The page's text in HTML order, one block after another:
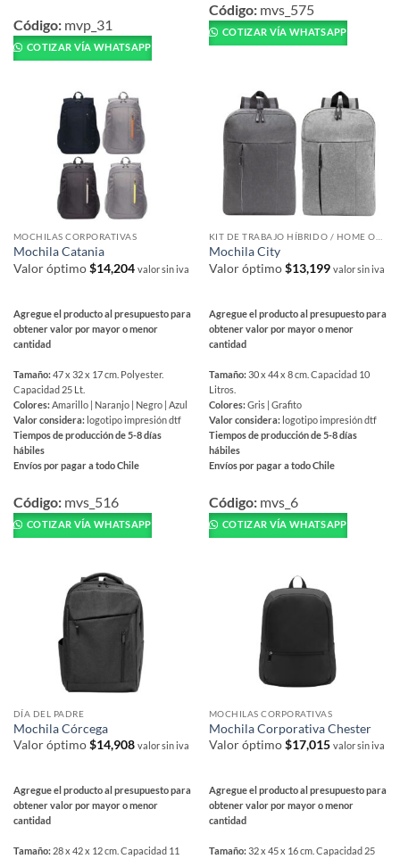
producto
tiene
múltiples
opciones
de
producto
Código: mvp_31
COTIZAR VÍA WHATSAPP
producto
tiene
múltiples
opciones
pueden
elegir
página
de
producto
Código: mvs_575
COTIZAR VÍA WHATSAPP
MOCHILAS CORPORATIVAS
Mochila Catania
Valor óptimo$14,204 valor sin iva
Agregue el producto al presupuesto para
obtener valor por mayor o menor
cantidad
Tamaño:47 x 32 x 17 cm. Polyester.
Capacidad 25 Lt.
Colores:Amarillo | Naranjo | Negro | Azul
Valor considera: logotipo impresión dtf
Tiempos de producción de 5-8 días
hábiles
Envíos por pagar a todo Chile
producto
tiene
múltiples
página
de
producto
Código: mvs_516
COTIZAR VÍA WHATSAPP
Mochila City
Valor óptimo$13,199 valor sin iva
Agregue el producto al presupuesto para
obtener valor por mayor o menor
cantidad
Tamaño:30 x 44 x 8 cm. Capacidad 10
Litros.
Colores:Gris | Grafito
Valor considera: logotipo impresión dtf
Tiempos de producción de 5-8 días
hábiles
Envíos por pagar a todo Chile
producto
tiene
múltiples
de
producto
Código: mvs_6
COTIZAR VÍA WHATSAPP
DÍA DEL PADRE
Mochila Córcega
Valor óptimo$14,908 valor sin iva
Agregue el producto al presupuesto para
obtener valor por mayor o menor
cantidad
Tamaño: 28 x 42 x 12 cm. Capacidad 11
MOCHILAS CORPORATIVAS
Mochila Corporativa Chester
Valor óptimo$17,015 valor sin iva
Agregue el producto al presupuesto para
obtener valor por mayor o menor
cantidad
Tamaño:32 x 45 x 16 cm. Capacidad 25